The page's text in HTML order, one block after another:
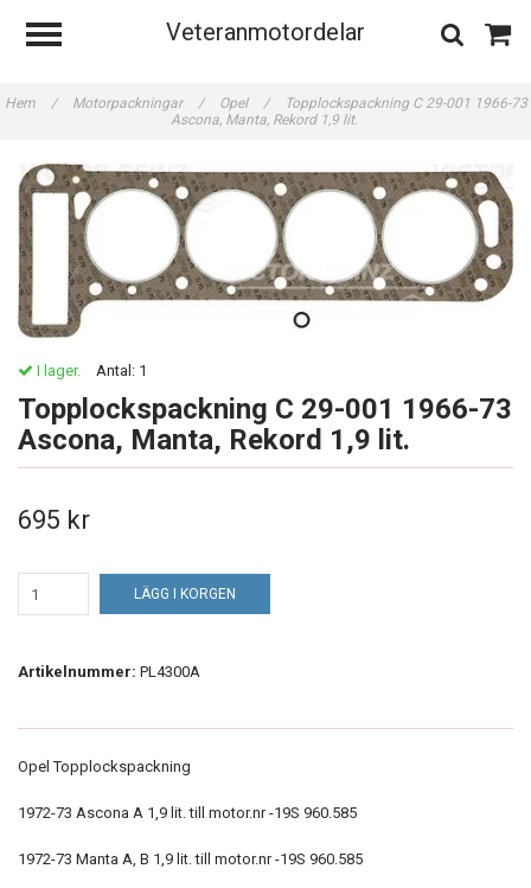
Veteranmotordelar
Hem / Motorpackningar / Opel /
Topplockspackning C 29-001 1966-73
Ascona, Manta, Rekord 1,9 lit.
I lager. Antal: 1
Topplockspackning C 29-001 1966-73
Ascona, Manta, Rekord 1,9 lit.
695 kr
LÄGG I KORGEN
Artikelnummer: PL4300A
Opel Topplockspackning
1972-73 Ascona A 1,9 lit. till motor.nr -19S 960.585
1972-73 Manta A, B 1,9 lit. till motor.nr -19S 960.585